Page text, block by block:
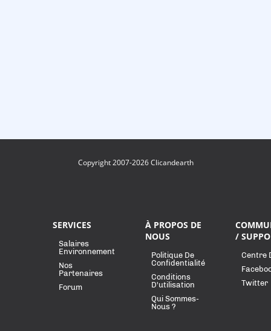
Copyright 2007-2026 Clicandearth
SERVICES
Salaires
Environnement
Nos
Partenaires
Forum
À PROPOS DE
NOUS
Politique De
Confidentialité
Conditions
D'utilisation
Qui Sommes-
Nous ?
/
Centre
Twitter